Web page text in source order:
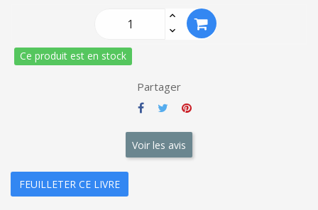
Ce produit est en stock
Partager
Voir les avis
FEUILLETER CE LIVRE